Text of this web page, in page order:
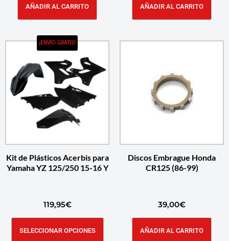
AÑADIR AL CARRITO AÑADIR AL CARRITO
¡ENVÍO GRATIS!
Kit de Plásticos Acerbis para
Yamaha YZ 125/250 15-16 Y
119,95€
SELECCIONAR OPCIONES
Discos Embrague Honda
CR125 (86-99)
39,00€
AÑADIR AL CARRITO